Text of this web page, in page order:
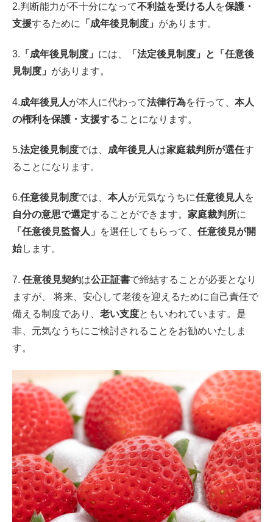
2.判断能力が不十分になって不利益を受ける人 を保護・
支援するために 「成年後見制度」 があります。
3. 「成年後見制度」 には、
「法定後見制度」と「任意後
見制度」 があります。
4.成年後見人が本人に代わって法律行為を行って、 本人
の権利を保護・支援することになります。
5.法定後見制度では、 成年後見人は家庭裁判所が選任す
ることになります。
6.任意後見制度では、 本人が元気なうちに任意後見人を
自分の意思で選定することができます。 家庭裁判所に
「任意後見監督人」
を選任してもらって、 任意後見が開
始します。
7. 任意後見契約は公正証書で締結することが必要となり
ますが、 将来、安心して老後を迎えるために自己責任で
備える制度であり、 老い支度ともいわれています。是
非、元気なうちにご検討されることをお勧めいたしま
す。